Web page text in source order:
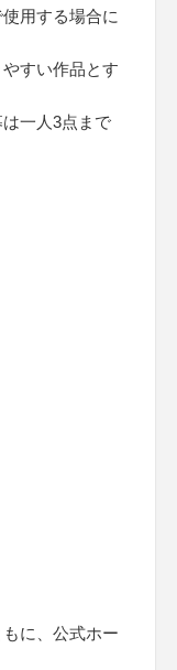
用する場合に
すい作品とす
一人3点まで
に、公式ホー